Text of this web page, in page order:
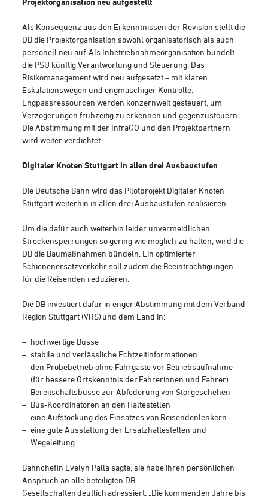
Als Konsequenz aus den Erkenntnissen der Revision stellt die
DB die Projektorganisation sowohl organisatorisch als auch
personell neu auf. Als Inbetriebnahmeorganisation bündelt
die PSU künftig Verantwortung und Steuerung. Das
Risikomanagement wird neu aufgesetzt – mit klaren
Eskalationswegen und engmaschiger Kontrolle.
Engpassressourcen werden konzernweit gesteuert, um
Verzögerungen frühzeitig zu erkennen und gegenzusteuern.
Die Abstimmung mit der InfraGO und den Projektpartnern
wird weiter verdichtet.
Digitaler Knoten Stuttgart in allen drei Ausbaustufen
Die Deutsche Bahn wird das Pilotprojekt Digitaler Knoten
Stuttgart weiterhin in allen drei Ausbaustufen realisieren.
Um die dafür auch weiterhin leider unvermeidlichen
Streckensperrungen so gering wie möglich zu halten, wird die
DB die Baumaßnahmen bündeln. Ein optimierter
Schienenersatzverkehr soll zudem die Beeinträchtigungen
für die Reisenden reduzieren.
Die DB investiert dafür in enger Abstimmung mit dem Verband
Region Stuttgart (VRS) und dem Land in:
hochwertige Busse
stabile und verlässliche Echtzeitinformationen
den Probebetrieb ohne Fahrgäste vor Betriebsaufnahme
(für bessere Ortskenntnis der Fahrerinnen und Fahrer)
Bereitschaftsbusse zur Abfederung von Störgeschehen
Bus-Koordinatoren an den Haltestellen
eine Aufstockung des Einsatzes von Reisendenlenkern
eine gute Ausstattung der Ersatzhaltestellen und
Wegeleitung
Bahnchefin Evelyn Palla sagte, sie habe ihren persönlichen
Anspruch an alle beteiligten DB-
Gesellschaften deutlich adressiert: „Die kommenden Jahre bis